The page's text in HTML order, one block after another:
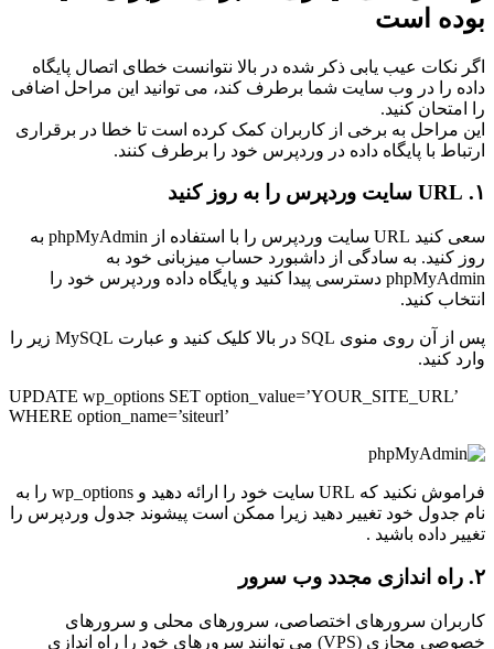
بوده است
اگر نکات عیب یابی ذکر شده در بالا نتوانست خطای اتصال پایگاه
داده را در وب سایت شما برطرف کند، می توانید این مراحل اضافی
را امتحان کنید.
این مراحل به برخی از کاربران کمک کرده است تا خطا در برقراری
ارتباط با پایگاه‌ داده در وردپرس خود را برطرف کنند.
۱. URL سایت وردپرس را به روز کنید
سعی کنید URL سایت وردپرس را با استفاده از phpMyAdmin به
روز کنید. به سادگی از داشبورد حساب میزبانی خود به
phpMyAdmin دسترسی پیدا کنید و پایگاه داده وردپرس خود را
انتخاب کنید.
پس از آن روی منوی SQL در بالا کلیک کنید و عبارت MySQL زیر را
وارد کنید.
UPDATE wp_options SET option_value=’YOUR_SITE_URL’
WHERE option_name=’siteurl’
فراموش نکنید که URL سایت خود را ارائه دهید و wp_options را به
نام جدول خود تغییر دهید زیرا ممکن است پیشوند جدول وردپرس را
تغییر داده باشید .
۲. راه اندازی مجدد وب سرور
کاربران سرورهای اختصاصی، سرورهای محلی و سرورهای
خصوصی مجازی (VPS) می توانند سرورهای خود را راه اندازی